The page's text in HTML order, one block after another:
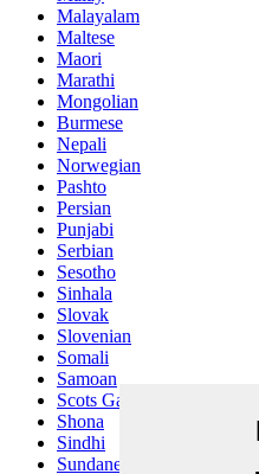
Malayalam
Maltese
Maori
Marathi
Mongolian
Burmese
Nepali
Norwegian
Pashto
Persian
Punjabi
Serbian
Sesotho
Sinhala
Slovak
Slovenian
Somali
Samoan
Scots Gaelic
Shona
Sindhi
Sundanese